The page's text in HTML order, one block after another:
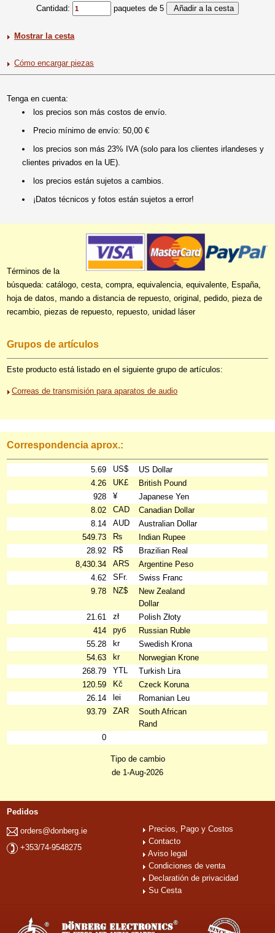
Cantidad: paquetes de 5
Mostrar la cesta
Cómo encargar piezas
Tenga en cuenta:
los precios son más costos de envío.
Precio mínimo de envío: 50,00 €
los precios son más 23% IVA (solo para los clientes irlandeses y
clientes privados en la UE).
los precios están sujetos a cambios.
¡Datos técnicos y fotos están sujetos a error!
Términos de la
búsqueda: catálogo, cesta, compra, equivalencia, equivalente, España,
hoja de datos, mando a distancia de repuesto, original, pedido, pieza de
recambio, piezas de repuesto, repuesto, unidad láser
Grupos de artículos
Este producto está listado en el siguiente grupo de artículos:
Correas de transmisión para aparatos de audio
Correspondencia aprox.:
5.69 US$
US Dollar
4.26
UK£
British Pound
928
¥
Japanese Yen
8.02
CAD
Canadian Dollar
8.14
AUD
Australian Dollar
549.73
₨
Indian Rupee
28.92
R$
Brazilian Real
8,430.34
ARS
Argentine Peso
4.62
SFr.
Swiss Franc
9.78
NZ$
New Zealand
Dollar
21.61
zł
Polish Złoty
414
руб
Russian Ruble
55.28
kr
Swedish Krona
54.63
kr
Norwegian Krone
268.79
YTL
Turkish Lira
120.59
Kč
Czeck Koruna
26.14
lei
Romanian Leu
93.79
ZAR
South African
Rand
0
Tipo de cambio
de 1-Aug-2026
Pedidos
orders@donberg.ie
+353/74-9548275
Precios, Pago y Costos
Contacto
Aviso legal
Condiciones de venta
Declaratión de privacidad
Su Cesta